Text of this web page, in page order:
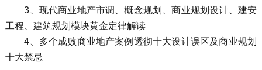
3、现代商业地产市调、概念规划、商业规划设计、建安
工程、建筑规划模块黄金定律解读
4、多个成败商业地产案例透彻十大设计误区及商业规划
十大禁忌